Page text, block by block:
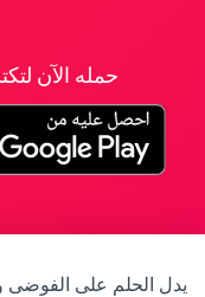
حمله الآن
يدل الحلم على الفوضى